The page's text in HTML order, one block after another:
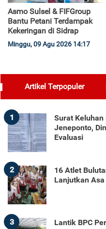
Asmo Sulsel & FIFGroup
Bantu Petani Terdampak
Kekeringan di Sidrap
Minggu, 09 Agu 2026 14:17
Artikel Terpopuler
1
Surat Keluhan
Jeneponto,
Evaluasi
2
16 Atlet
Lanjutkan
3
Lantik BPC